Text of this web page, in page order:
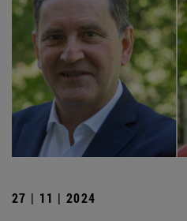
27 | 11 | 2024